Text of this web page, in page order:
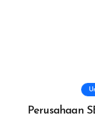
Perusahaan